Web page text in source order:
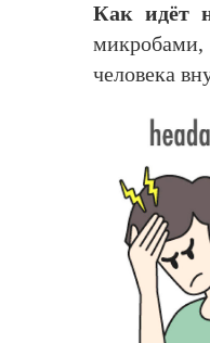
Как идёт
человека